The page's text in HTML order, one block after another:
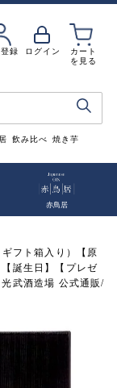
録 ログイン
カート
を見る
飲み比べ 焼き芋
赤鳥居
フト箱入り）【原
誕生日】【プレゼ
武酒造場 公式通販/